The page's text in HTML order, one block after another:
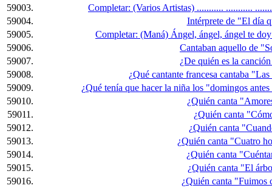
59003.
Completar: (Varios Artistas) ........... ...........
59004.
Intérprete de "El día
59005.
Completar: (Maná) Ángel, ángel, ángel te
59006.
Cantaban aquello de
59007.
¿De quién es la
59008.
¿Qué cantante francesa cantaba
59009.
¿Qué tenía que hacer la niña los "domingos
59010.
¿Quién canta
59011.
¿Quién canta
59012.
¿Quién canta
59013.
¿Quién canta "Cuatro
59014.
¿Quién canta
59015.
¿Quién canta "El
59016.
¿Quién canta "Fuimos